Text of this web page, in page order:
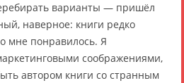
варианты — пришёл
наверное: книги редко
мне понравилось. Я
соображениями,
автором книги со странным